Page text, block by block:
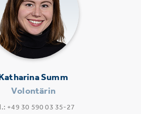
Summ
Volontärin
+49 30 590 03 35-27